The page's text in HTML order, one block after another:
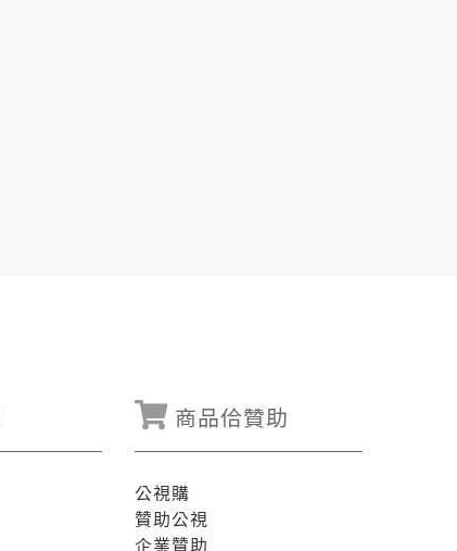
商品佮贊助
公視購
贊助公視
企業贊助